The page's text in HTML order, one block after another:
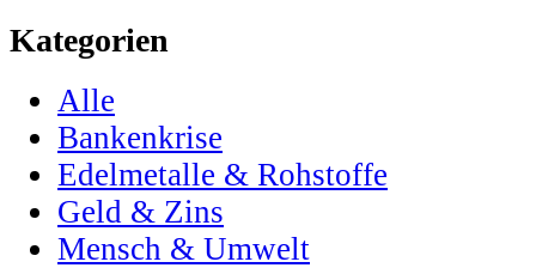
Kategorien
Alle
Bankenkrise
Edelmetalle & Rohstoffe
Geld & Zins
Mensch & Umwelt